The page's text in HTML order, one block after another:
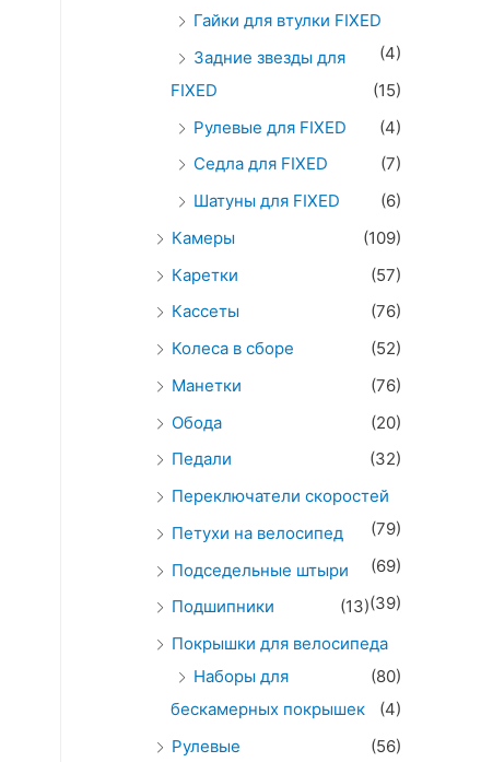
Гайки для втулки FIXED
(4)
Задние звезды для
FIXED
(15)
Рулевые для FIXED
(4)
Седла для FIXED
(7)
Шатуны для FIXED
(6)
Камеры
(109)
Каретки
(57)
Кассеты
(76)
Колеса в сборе
(52)
Манетки
(76)
Обода
(20)
Педали
(32)
Переключатели скоростей
(79)
Петухи на велосипед
(69)
Подседельные штыри
(39)
Подшипники
(13)
Покрышки для велосипеда
(80)
Наборы для
бескамерных покрышек
(4)
Рулевые
(56)